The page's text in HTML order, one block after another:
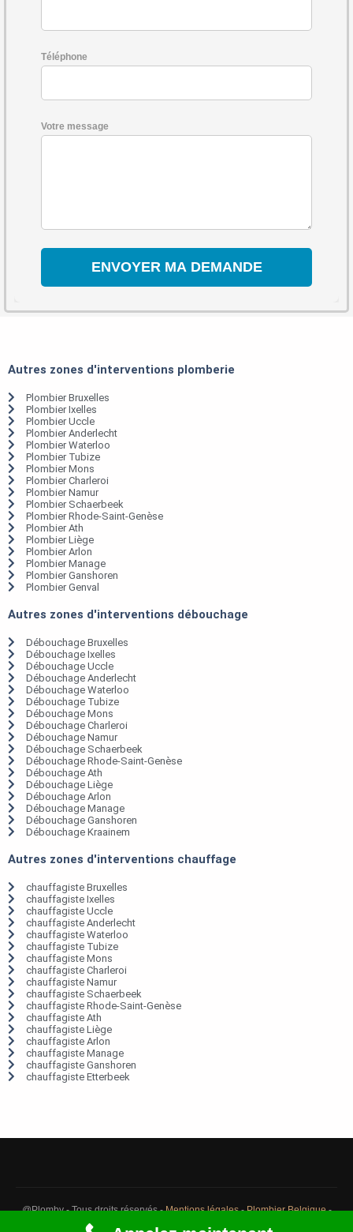
Téléphone
Votre message
Autres zones d'interventions plomberie
Plombier Bruxelles
Plombier Ixelles
Plombier Uccle
Plombier Anderlecht
Plombier Waterloo
Plombier Tubize
Plombier Mons
Plombier Charleroi
Plombier Namur
Plombier Schaerbeek
Plombier Rhode-Saint-Genèse
Plombier Ath
Plombier Liège
Plombier Arlon
Plombier Manage
Plombier Ganshoren
Plombier Genval
Autres zones d'interventions débouchage
Débouchage Bruxelles
Débouchage Ixelles
Débouchage Uccle
Débouchage Anderlecht
Débouchage Waterloo
Débouchage Tubize
Débouchage Mons
Débouchage Charleroi
Débouchage Namur
Débouchage Schaerbeek
Débouchage Rhode-Saint-Genèse
Débouchage Ath
Débouchage Liège
Débouchage Arlon
Débouchage Manage
Débouchage Ganshoren
Débouchage Kraainem
Autres zones d'interventions chauffage
chauffagiste Bruxelles
chauffagiste Ixelles
chauffagiste Uccle
chauffagiste Anderlecht
chauffagiste Waterloo
chauffagiste Tubize
chauffagiste Mons
chauffagiste Charleroi
chauffagiste Namur
chauffagiste Schaerbeek
chauffagiste Rhode-Saint-Genèse
chauffagiste Ath
chauffagiste Liège
chauffagiste Arlon
chauffagiste Manage
chauffagiste Ganshoren
chauffagiste Etterbeek
@Plomby - Tous droits réservés -Mentions légales-Plombier Belgique-
Débouchage Belgique